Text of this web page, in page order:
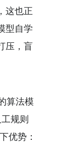
这也正
型自学
压，盲
算法模
规则
优势：